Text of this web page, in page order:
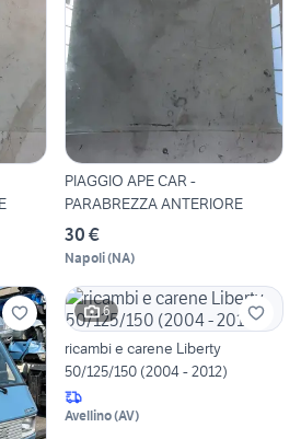
PIAGGIO APE CAR -
PARABREZZA ANTERIORE
30 €
Napoli(NA)
6
ricambi e carene Liberty
50/125/150 (2004 - 2012)
Avellino(AV)